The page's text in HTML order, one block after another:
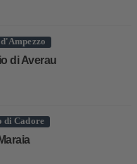
di Averau
di Cadore